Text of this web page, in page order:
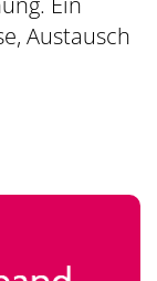
Austausch